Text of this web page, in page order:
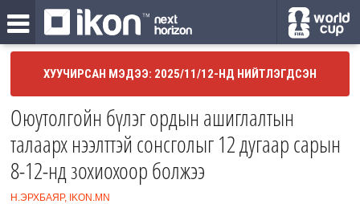
ХУУЧИРСАН МЭДЭЭ: 2025/11/12-НД НИЙТЛЭГДСЭН
Оюутолгойн бүлэг ордын ашиглалтын
талаарх нээлттэй сонсголыг 12 дугаар сарын
8-12-нд зохиохоор болжээ
Н.ЭРХБАЯР, IKON.MN